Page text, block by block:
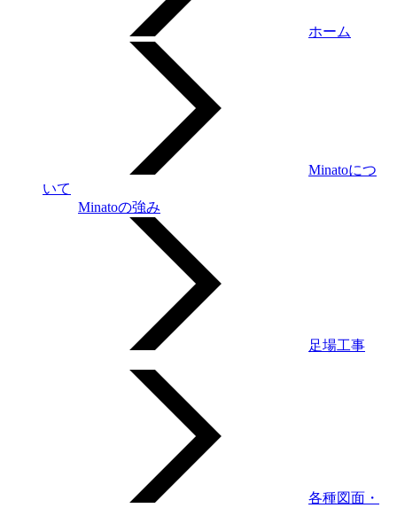
ホーム
Minatoにつ
いて
Minatoの強み
足場工事
各種図面・